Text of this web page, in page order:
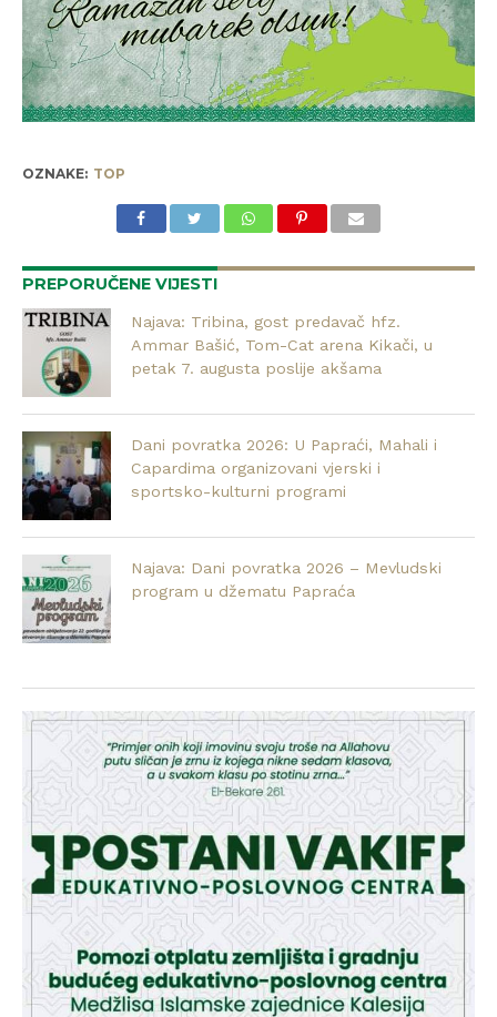
OZNAKE: TOP
PREPORUČENE VIJESTI
Najava: Tribina, gost predavač hfz.
Ammar Bašić, Tom-Cat arena Kikači, u
petak 7. augusta poslije akšama
Dani povratka 2026: U Papraći, Mahali i
Capardima organizovani vjerski i
sportsko-kulturni programi
Najava: Dani povratka 2026 – Mevludski
program u džematu Papraća